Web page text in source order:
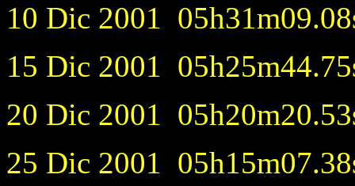
10 Dic 2001
15 Dic 2001
20 Dic 2001
25 Dic 2001